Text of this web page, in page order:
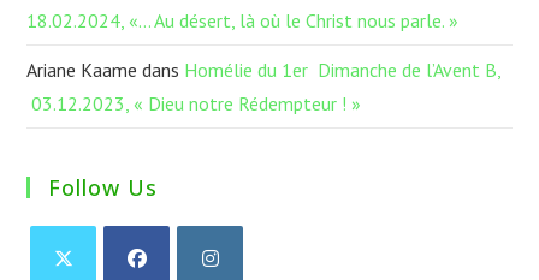
18.02.2024, «… Au désert, là où le Christ nous parle. »
Ariane Kaame dans Homélie du 1er Dimanche de l’Avent B,
03.12.2023, « Dieu notre Rédempteur ! »
Follow Us